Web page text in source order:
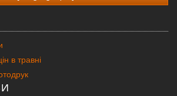
в травні